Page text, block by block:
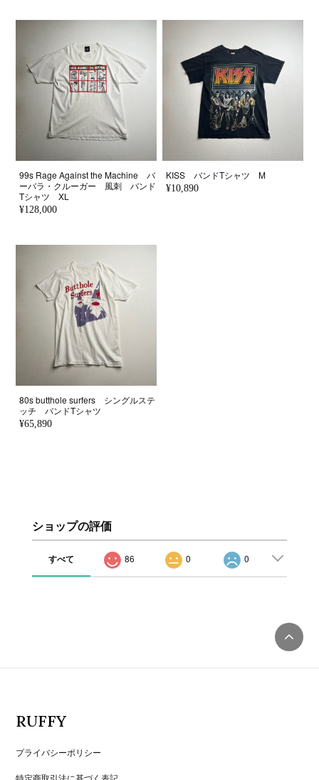
99s Rage Against the Machine バ
ーバラ・クルーガー 風刺 バンド
Tシャツ XL
¥128,000
KISS バンドTシャツ M
¥10,890
80s butthole surfers シングルステ
ッチ バンドTシャツ
¥65,890
ショップの評価
すべて 86 0 0
RUFFY
プライバシーポリシー